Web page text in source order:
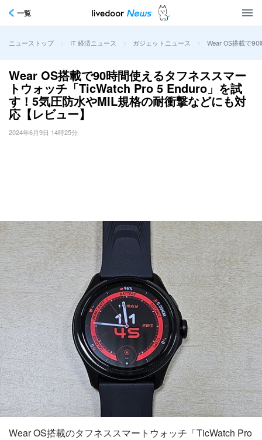
一覧
ニューストップ > IT 経済ニュース > ガジェットニュース > Wear OS搭載で
Wear OS搭載で90時間使えるタフネススマー
トウォッチ「TicWatch Pro 5 Enduro」を試
す！5気圧防水やMIL規格の耐衝撃などにも対
応【レビュー】
2024年6月9日 14時25分
Wear OS搭載のタフネススマートウォッチ「TicWatch Pro